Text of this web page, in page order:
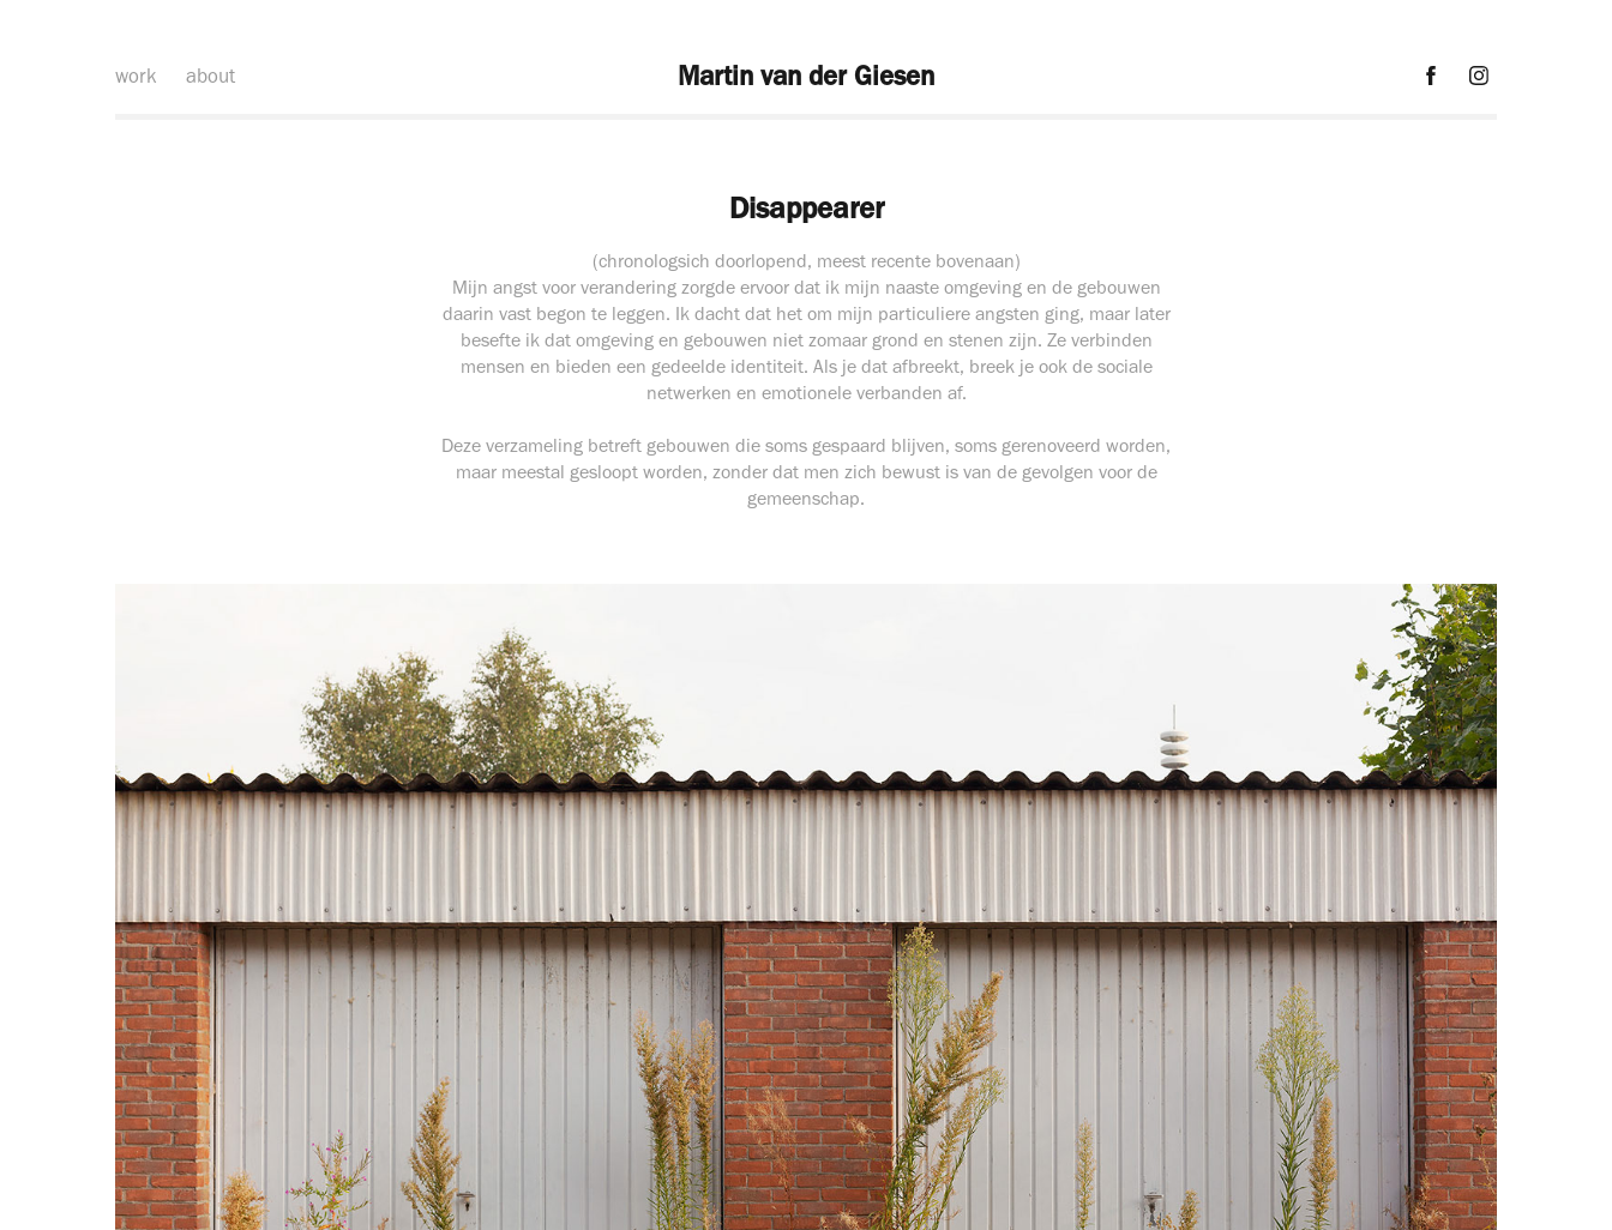
work about Martin van der Giesen
Disappearer
(chronologsich doorlopend, meest recente bovenaan)
Mijn angst voor verandering zorgde ervoor dat ik mijn naaste omgeving en de gebouwen
daarin vast begon te leggen. Ik dacht dat het om mijn particuliere angsten ging, maar later
besefte ik dat omgeving en gebouwen niet zomaar grond en stenen zijn. Ze verbinden
mensen en bieden een gedeelde identiteit. Als je dat afbreekt, breek je ook de sociale
netwerken en emotionele verbanden af.
Deze verzameling betreft gebouwen die soms gespaard blijven, soms gerenoveerd worden,
maar meestal gesloopt worden, zonder dat men zich bewust is van de gevolgen voor de